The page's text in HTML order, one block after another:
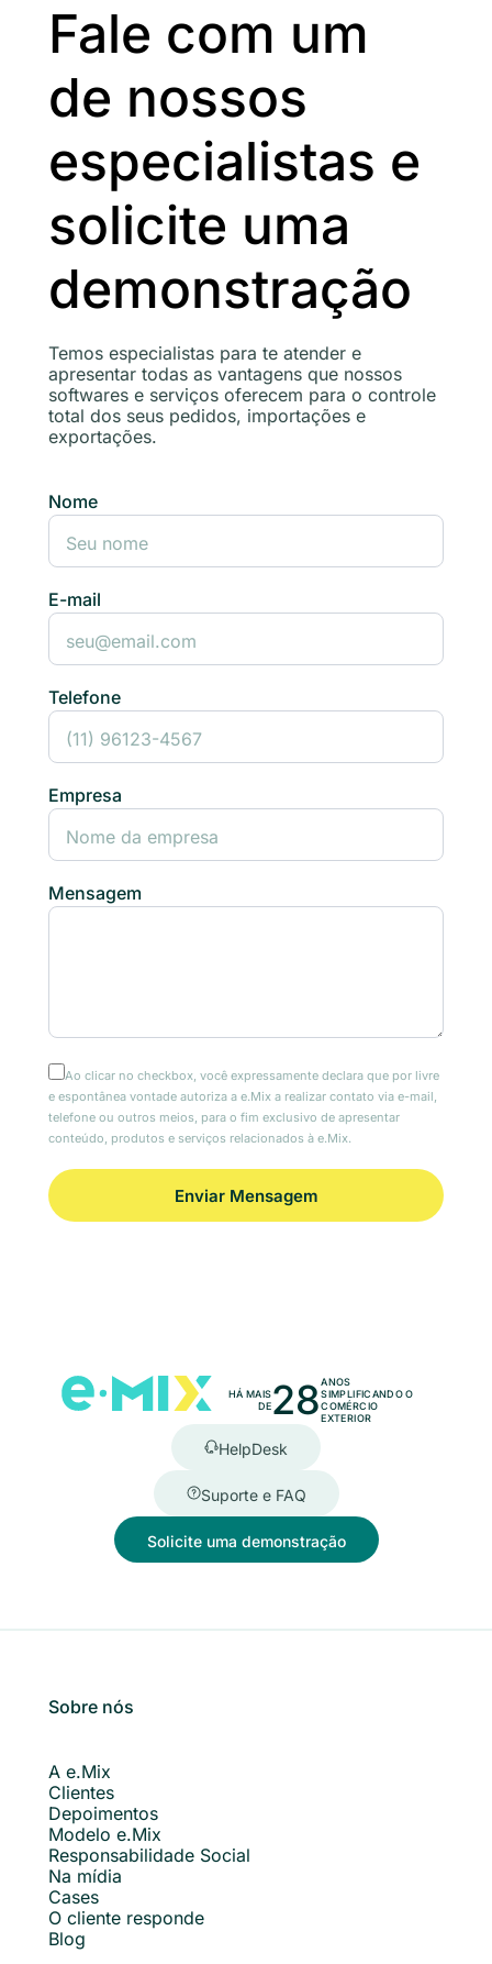
Fale com um
de nossos
especialistas e
solicite uma
demonstração
Temos especialistas para te atender e
apresentar todas as vantagens que nossos
softwares e serviços oferecem para o controle
total dos seus pedidos, importações e
exportações.
Nome
E-mail
Telefone
Empresa
Mensagem
Ao clicar no checkbox, você expressamente declara que por livre
e espontânea vontade autoriza a e.Mix a realizar contato via e-mail,
telefone ou outros meios, para o fim exclusivo de apresentar
conteúdo, produtos e serviços relacionados à e.Mix.
HÁ MAIS
DE28ANOS
SIMPLIFICANDO O
COMÉRCIO
EXTERIOR
HelpDesk
Suporte e FAQ
Solicite uma demonstração
Sobre nós
A e.Mix
Clientes
Depoimentos
Modelo e.Mix
Responsabilidade Social
Na mídia
Cases
O cliente responde
Blog